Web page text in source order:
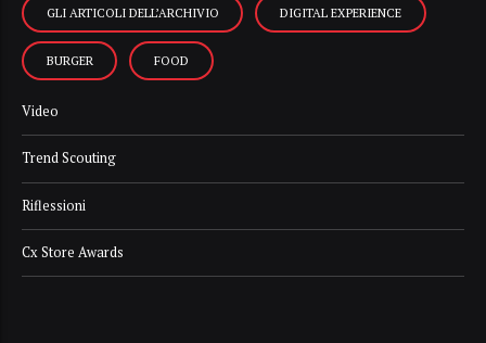
GLI ARTICOLI DELL’ARCHIVIO DIGITAL EXPERIENCE
BURGER FOOD
Video
Trend Scouting
Riflessioni
Cx Store Awards